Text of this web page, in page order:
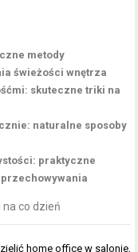
metody
świeżości wnętrza
skuteczne triki na
naturalne sposoby
praktyczne
co dzień
home office w salonie,